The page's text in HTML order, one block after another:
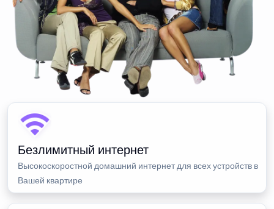
Безлимитный интернет
Высокоскоростной домашний интернет для всех устройств в
Вашей квартире